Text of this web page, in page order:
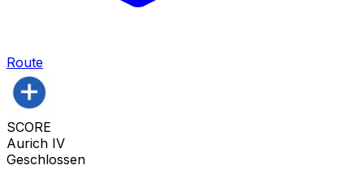
Route
SCORE
Aurich IV
Geschlossen